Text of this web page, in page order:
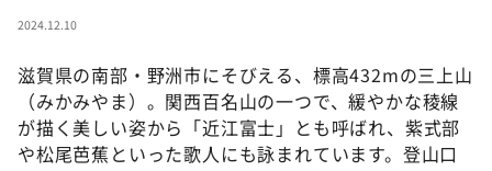
これ余談なんですけど・・・
て真剣です
探偵！ナイトスクープ
news おかえり
2024.12.10
滋賀県の南部・野洲市にそびえる、標高432mの三上山
（みかみやま）。関西百名山の一つで、緩やかな稜線
が描く美しい姿から「近江富士」とも呼ばれ、紫式部
や松尾芭蕉といった歌人にも詠まれています。登山口